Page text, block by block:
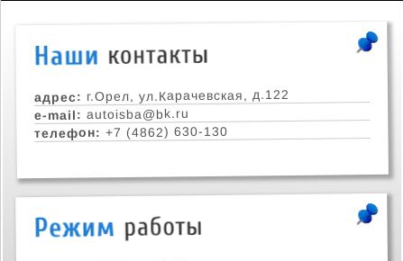
адрес: г.Орел, ул.Карачевская, д.122
e-mail: autoisba@bk.ru
телефон: +7 (4862) 630-130